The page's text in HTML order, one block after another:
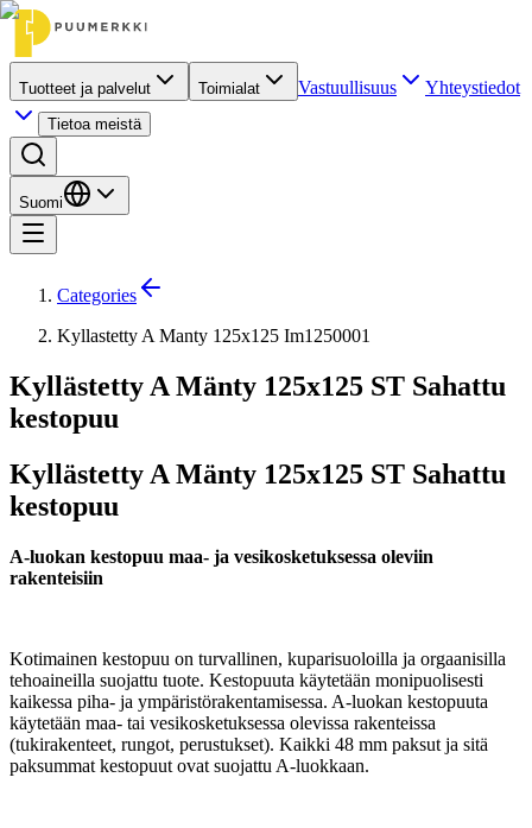
Tuotteet ja palvelut Toimialat Vastuullisuus Yhteystiedot
Tietoa meistä
Suomi
Categories
Kyllastetty A Manty 125x125 Im1250001
Kyllästetty A Mänty 125x125 ST Sahattu
kestopuu
Kyllästetty A Mänty 125x125 ST Sahattu
kestopuu
A-luokan kestopuu maa- ja vesikosketuksessa oleviin
rakenteisiin
Kotimainen kestopuu on turvallinen, kuparisuoloilla ja orgaanisilla
tehoaineilla suojattu tuote. Kestopuuta käytetään monipuolisesti
kaikessa piha- ja ympäristörakentamisessa. A-luokan kestopuuta
käytetään maa- tai vesikosketuksessa olevissa rakenteissa
(tukirakenteet, rungot, perustukset). Kaikki 48 mm paksut ja sitä
paksummat kestopuut ovat suojattu A-luokkaan.